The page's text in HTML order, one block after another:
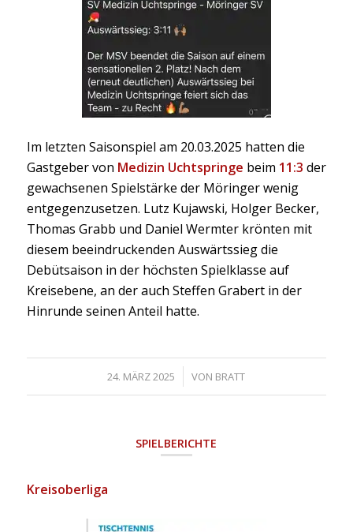
Im letzten Saisonspiel am 20.03.2025 hatten die
Gastgeber von Medizin Uchtspringe beim 11:3 der
gewachsenen Spielstärke der Möringer wenig
entgegenzusetzen. Lutz Kujawski, Holger Becker,
Thomas Grabb und Daniel Wermter krönten mit
diesem beeindruckenden Auswärtssieg die
Debütsaison in der höchsten Spielklasse auf
Kreisebene, an der auch Steffen Grabert in der
Hinrunde seinen Anteil hatte.
24. MÄRZ 2025
/ VON BRATT
SPIELBERICHTE
Kreisoberliga